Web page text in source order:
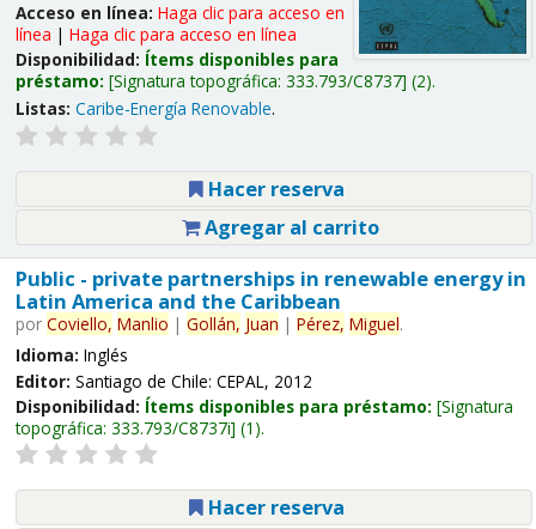
Acceso en línea: Haga clic para acceso en
línea | Haga clic para acceso en línea
Disponibilidad: Ítems disponibles para
préstamo: Signatura topográfica: 333.793/C8737 (2).
Listas: Caribe-Energía Renovable.
Hacer reserva
Agregar al carrito
Public - private partnerships in renewable energy in
Latin America and the Caribbean
por Coviello, Manlio | Gollán, Juan | Pérez, Miguel.
Idioma: Inglés
Editor: Santiago de Chile: CEPAL, 2012
Disponibilidad: Ítems disponibles para préstamo: Signatura
topográfica: 333.793/C8737i (1).
Hacer reserva